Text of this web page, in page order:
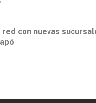
red con nuevas